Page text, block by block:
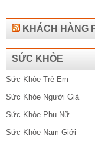
KHÁCH HÀNG
SỨC KHỎE
Sức Khỏe Trẻ Em
Sức Khỏe Người Già
Sức Khỏe Phụ Nữ
Sức Khỏe Nam Giới